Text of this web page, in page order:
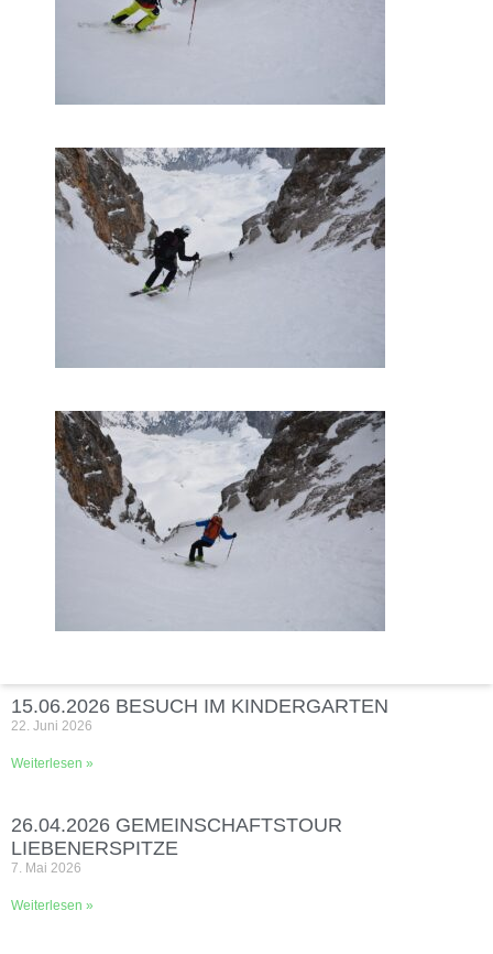
15.06.2026 BESUCH IM KINDERGARTEN
22. Juni 2026
Weiterlesen »
26.04.2026 GEMEINSCHAFTSTOUR
LIEBENERSPITZE
7. Mai 2026
Weiterlesen »